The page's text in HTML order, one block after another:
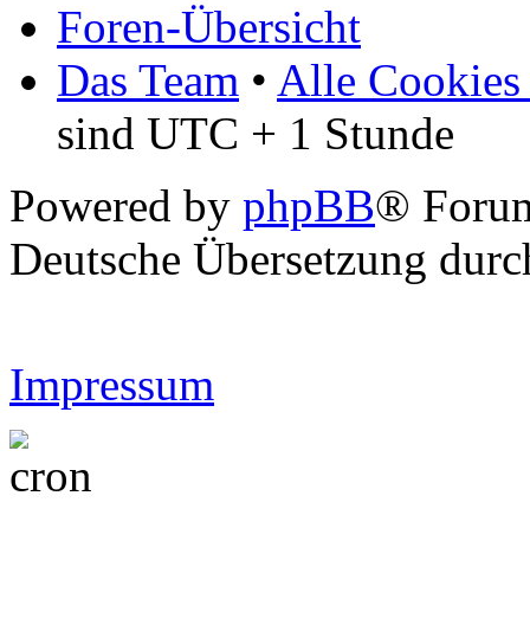
Foren-Übersicht
Das Team • Alle Cookies
sind UTC + 1 Stunde
Powered by phpBB®
Deutsche Übersetzung
Impressum